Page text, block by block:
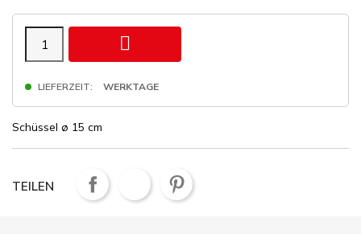

LIEFERZEIT: WERKTAGE
Schüssel ø 15 cm
TEILEN